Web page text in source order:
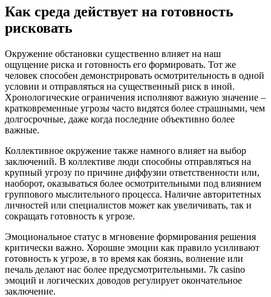
Как среда действует на готовность
рисковать
Окружение обстановки существенно влияет на наш
ощущение риска и готовность его формировать. Тот же
человек способен демонстрировать осмотрительность в одной
условии и отправляться на существенный риск в иной.
Хронологические ограничения исполняют важную значение –
кратковременные угрозы часто видятся более страшными, чем
долгосрочные, даже когда последние объективно более
важные.
Коллективное окружение также намного влияет на выбор
заключений. В коллективе люди способны отправляться на
крупный угрозу по причине диффузии ответственности или,
наоборот, оказываться более осмотрительными под влиянием
группового мыслительного процесса. Наличие авторитетных
личностей или специалистов может как увеличивать, так и
сокращать готовность к угрозе.
Эмоциональное статус в мгновение формирования решения
критически важно. Хорошие эмоции как правило усиливают
готовность к угрозе, в то время как боязнь, волнение или
печаль делают нас более предусмотрительными. 7k casino
эмоций и логических доводов регулирует окончательное
заключение.